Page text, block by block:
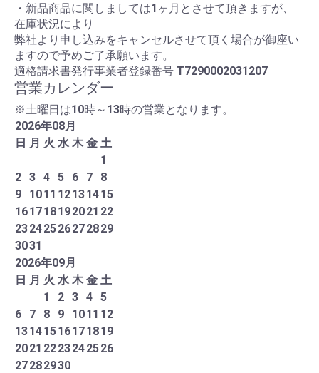
・新品商品に関しましては1ヶ月とさせて頂きますが、
在庫状況により
弊社より申し込みをキャンセルさせて頂く場合が御座い
ますので予めご了承願います。
適格請求書発行事業者登録番号 T7290002031207
営業カレンダー
※土曜日は10時～13時の営業となります。
2026年08月
日 月 火 水 木 金 土
1
2 3 4 5 6 7
8
9
1011 12131415
161718192021 22
23242526272829
3031
2026年09月
日 月 火 水 木 金 土
1
2 3 4 5
6
7 8 9 1011 12
13141516171819
2021 2223242526
27282930